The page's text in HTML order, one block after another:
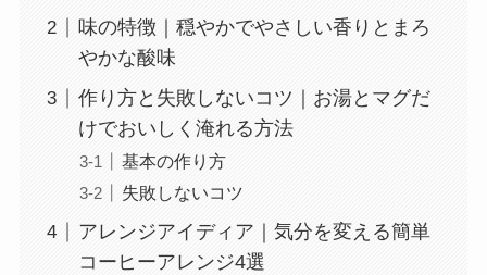
味の特徴｜穏やかでやさしい香りとまろ
やかな酸味
作り方と失敗しないコツ｜お湯とマグだ
けでおいしく淹れる方法
基本の作り方
失敗しないコツ
アレンジアイディア｜気分を変える簡単
コーヒーアレンジ4選